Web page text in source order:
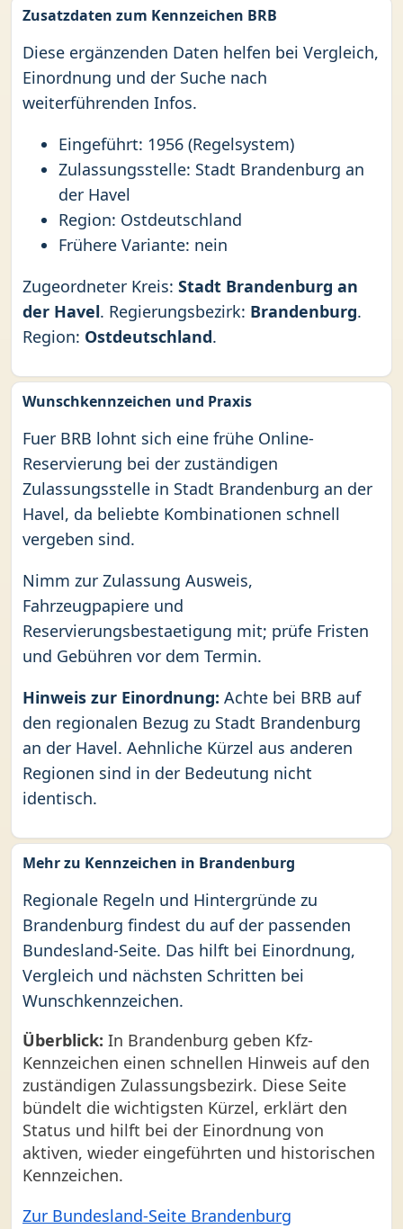
Zusatzdaten zum Kennzeichen BRB
Diese ergänzenden Daten helfen bei Vergleich,
Einordnung und der Suche nach
weiterführenden Infos.
Eingeführt: 1956 (Regelsystem)
Zulassungsstelle: Stadt Brandenburg an
der Havel
Region: Ostdeutschland
Frühere Variante: nein
Zugeordneter Kreis: Stadt Brandenburg an
der Havel. Regierungsbezirk: Brandenburg.
Region: Ostdeutschland.
Wunschkennzeichen und Praxis
Fuer BRB lohnt sich eine frühe Online-
Reservierung bei der zuständigen
Zulassungsstelle in Stadt Brandenburg an der
Havel, da beliebte Kombinationen schnell
vergeben sind.
Nimm zur Zulassung Ausweis,
Fahrzeugpapiere und
Reservierungsbestaetigung mit; prüfe Fristen
und Gebühren vor dem Termin.
Hinweis zur Einordnung: Achte bei BRB auf
den regionalen Bezug zu Stadt Brandenburg
an der Havel. Aehnliche Kürzel aus anderen
Regionen sind in der Bedeutung nicht
identisch.
Mehr zu Kennzeichen in Brandenburg
Regionale Regeln und Hintergründe zu
Brandenburg findest du auf der passenden
Bundesland-Seite. Das hilft bei Einordnung,
Vergleich und nächsten Schritten bei
Wunschkennzeichen.
Überblick: In Brandenburg geben Kfz-
Kennzeichen einen schnellen Hinweis auf den
zuständigen Zulassungsbezirk. Diese Seite
bündelt die wichtigsten Kürzel, erklärt den
Status und hilft bei der Einordnung von
aktiven, wieder eingeführten und historischen
Kennzeichen.
Zur Bundesland-Seite Brandenburg